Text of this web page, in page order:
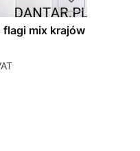
mix krajów